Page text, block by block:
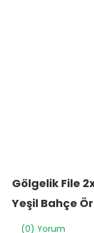
Gölgelik File
Yeşil Bahçe
(0) Yorum